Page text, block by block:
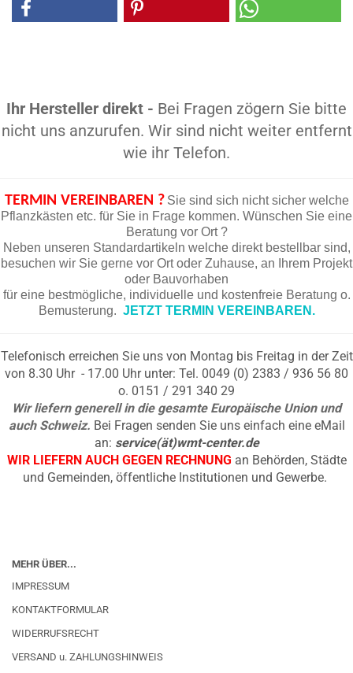
Ihr Hersteller direkt - Bei Fragen zögern Sie bitte
nicht uns anzurufen. Wir sind nicht weiter entfernt
wie ihr Telefon.
TERMIN VEREINBAREN ? Sie sind sich nicht sicher welche
Pflanzkästen etc. für Sie in Frage kommen. Wünschen Sie eine
Beratung vor Ort ?
Neben unseren Standardartikeln welche direkt bestellbar sind,
besuchen wir Sie gerne vor Ort oder Zuhause, an Ihrem Projekt
oder Bauvorhaben
für eine bestmögliche, individuelle und kostenfreie Beratung o.
Bemusterung. JETZT TERMIN VEREINBAREN.
Telefonisch erreichen Sie uns von Montag bis Freitag in der Zeit
von 8.30 Uhr - 17.00 Uhr unter: Tel. 0049 (0) 2383 / 936 56 80
o. 0151 / 291 340 29
Wir liefern generell in die gesamte Europäische Union und
auch Schweiz. Bei Fragen senden Sie uns einfach eine eMail
an: service(ät)wmt-center.de
WIR LIEFERN AUCH GEGEN RECHNUNG an Behörden, Städte
und Gemeinden, öffentliche Institutionen und Gewerbe.
MEHR ÜBER...
IMPRESSUM
KONTAKTFORMULAR
WIDERRUFSRECHT
VERSAND u. ZAHLUNGSHINWEIS